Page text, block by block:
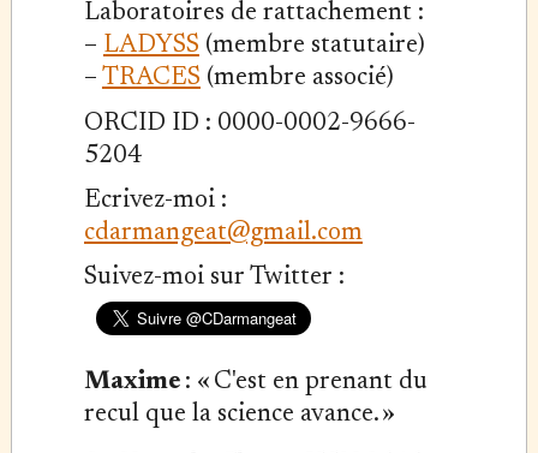
Laboratoires de rattachement :
– LADYSS (membre statutaire)
– TRACES (membre associé)
ORCID ID : 0000-0002-9666-
5204
Ecrivez-moi :
cdarmangeat@gmail.com
Suivez-moi sur Twitter :
Maxime : « C'est en prenant du
recul que la science avance. »